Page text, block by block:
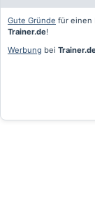
Gute Gründe für einen
Trainer.de!
Werbung bei